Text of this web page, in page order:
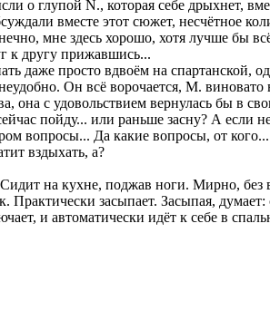
о глупой N., которая себе дрыхнет,
вместе этот сюжет, несчётное
мне здесь хорошо, хотя лучше бы
к другу прижавшись...
даже просто вдвоём на спартанской,
Он всё ворочается, М. виновато
она с удовольствием вернулась бы в
пойду... или раньше засну? А если
вопросы... Да какие вопросы, от кого...
вздыхать, а?
на кухне, поджав ноги. Мирно, без
Практически засыпает. Засыпая,
и автоматически идёт к себе в